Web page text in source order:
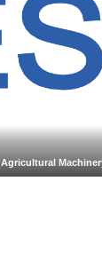
Agricultural